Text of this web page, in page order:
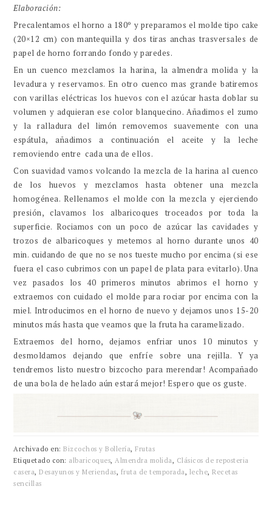
Elaboración:
Precalentamos el horno a 180º y preparamos el molde tipo cake
(20×12 cm) con mantequilla y dos tiras anchas trasversales de
papel de horno forrando fondo y paredes.
En un cuenco mezclamos la harina, la almendra molida y la
levadura y reservamos. En otro cuenco mas grande batiremos
con varillas eléctricas los huevos con el azúcar hasta doblar su
volumen y adquieran ese color blanquecino. Añadimos el zumo
y la ralladura del limón removemos suavemente con una
espátula, añadimos a continuación el aceite y la leche
removiendo entre cada una de ellos.
Con suavidad vamos volcando la mezcla de la harina al cuenco
de los huevos y mezclamos hasta obtener una mezcla
homogénea. Rellenamos el molde con la mezcla y ejerciendo
presión, clavamos los albaricoques troceados por toda la
superficie. Rociamos con un poco de azúcar las cavidades y
trozos de albaricoques y metemos al horno durante unos 40
min. cuidando de que no se nos tueste mucho por encima (si ese
fuera el caso cubrimos con un papel de plata para evitarlo). Una
vez pasados los 40 primeros minutos abrimos el horno y
extraemos con cuidado el molde para rociar por encima con la
miel. Introducimos en el horno de nuevo y dejamos unos 15-20
minutos más hasta que veamos que la fruta ha caramelizado.
Extraemos del horno, dejamos enfriar unos 10 minutos y
desmoldamos dejando que enfríe sobre una rejilla. Y ya
tendremos listo nuestro bizcocho para merendar! Acompañado
de una bola de helado aún estará mejor! Espero que os guste.
Archivado en:Bizcochos y Bollería,Frutas
Etiquetado con: albaricoques,Almendra molida, Clásicos de reposteria
casera,Desayunos y Meriendas, fruta de temporada, leche,Recetas
sencillas